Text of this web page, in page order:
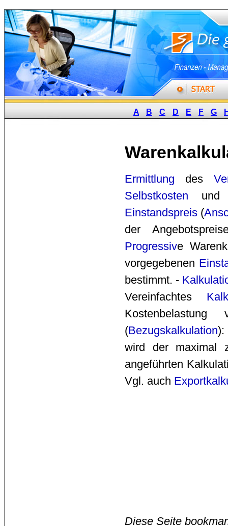
A B C D E F G
Ermittlung des
Selbstkosten
Einstandspreis (
der
Progressive
vorgegebenen
bestimmt. -
Vereinfachtes
(Bezugskalkulation):
wird der maximal
angeführten
Vgl. auch
Diese Seite